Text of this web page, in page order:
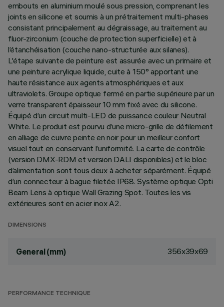
embouts en aluminium moulé sous pression, comprenant les
joints en silicone et soumis à un prétraitement multi-phases
consistant principalement au dégraissage, au traitement au
fluor-zirconium (couche de protection superficielle) et à
l’étanchéisation (couche nano-structurée aux silanes).
L'étape suivante de peinture est assurée avec un primaire et
une peinture acrylique liquide, cuite à 150° apportant une
haute résistance aux agents atmosphériques et aux
ultraviolets. Groupe optique fermé en partie supérieure par un
verre transparent épaisseur 10 mm fixé avec du silicone.
Équipé d’un circuit multi-LED de puissance couleur Neutral
White. Le produit est pourvu d’une micro-grille de défilement
en alliage de cuivre peinte en noir pour un meilleur confort
visuel tout en conservant l’uniformité. La carte de contrôle
(version DMX-RDM et version DALI disponibles) et le bloc
d’alimentation sont tous deux à acheter séparément. Équipé
d’un connecteur à bague filetée IP68. Système optique Opti
Beam Lens à optique Wall Grazing Spot. Toutes les vis
extérieures sont en acier inox A2.
DIMENSIONS
General (mm) 356x39x69
PERFORMANCE TECHNIQUE